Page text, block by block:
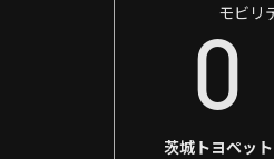
モビリ
0
茨城トヨペット